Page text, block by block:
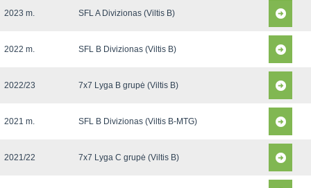
2023 m. SFL A Divizionas (Viltis B)
2022 m. SFL B Divizionas (Viltis B)
2022/23 7x7 Lyga B grupė (Viltis B)
2021 m. SFL B Divizionas (Viltis B-MTG)
2021/22 7x7 Lyga C grupė (Viltis B)